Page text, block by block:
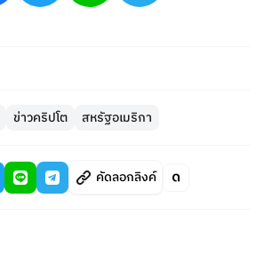
ข่าวคริปโต สหรัฐอเมริกา
คัดลอกลิงค์